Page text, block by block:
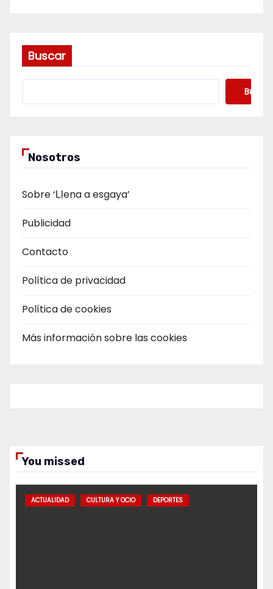
Buscar
Buscar
Nosotros
Sobre ‘Ḷḷena a esgaya’
Publicidad
Contacto
Política de privacidad
Política de cookies
Más información sobre las cookies
You missed
ACTUALIDAD CULTURA Y OCIO DEPORTES